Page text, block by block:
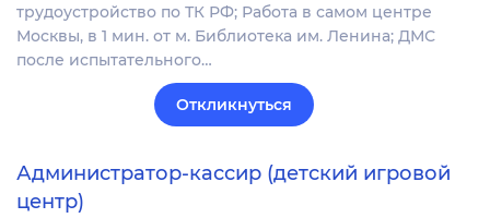
трудоустройство по ТК РФ; Работа в самом центре
Москвы, в 1 мин. от м. Библиотека им. Ленина; ДМС
после испытательного…
Откликнуться
Администратор-кассир (детский игровой
центр)